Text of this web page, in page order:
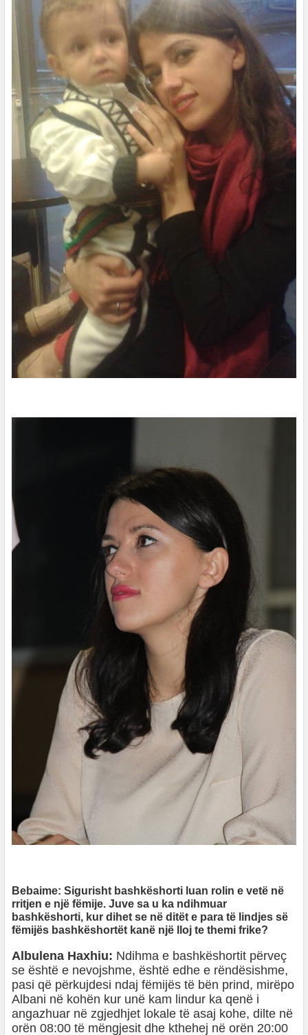
Bebaime: Sigurisht bashkëshorti luan rolin e vetë në
rritjen e një fëmije. Juve sa u ka ndihmuar
bashkëshorti, kur dihet se në ditët e para të lindjes së
fëmijës bashkëshortët kanë një lloj te themi frike?
Albulena Haxhiu: Ndihma e bashkëshortit përveç
se është e nevojshme, është edhe e rëndësishme,
pasi që përkujdesi ndaj fëmijës të bën prind, mirëpo
Albani në kohën kur unë kam lindur ka qenë i
angazhuar në zgjedhjet lokale të asaj kohe, dilte në
orën 08:00 të mëngjesit dhe kthehej në orën 20:00